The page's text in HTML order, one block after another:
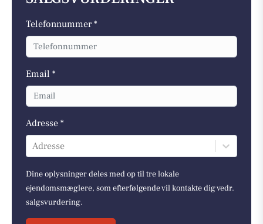
Telefonnummer *
Email *
Adresse *
Adresse
Dine oplysninger deles med op til tre lokale
ejendomsmæglere, som efterfølgende vil kontakte dig vedr.
salgsvurdering.